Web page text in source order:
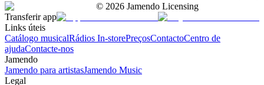
© 2026 Jamendo Licensing
Transferir app
Links úteis
Catálogo musicalRádios In-storePreçosContactoCentro de
ajudaContacte-nos
Jamendo
Jamendo para artistasJamendo Music
Legal